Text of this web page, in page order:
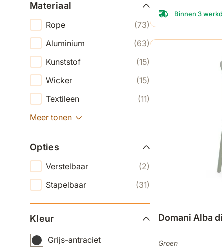
Materiaal
Rope
(73)
Aluminium
(63)
Kunststof
(15)
Wicker
(15)
Textileen
(11)
Meer tonen
Opties
Verstelbaar
(2)
Stapelbaar
(31)
Kleur
Grijs-antraciet
Binnen 3
Domani Alba
Groen